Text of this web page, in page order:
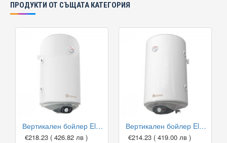
ПРОДУКТИ ОТ СЪЩАТА КАТЕГОРИЯ
Вертикален бойлер Eldom WV08046TLG 80л с лява серпентина
€218.23 ( 426.82 лв )
Вертикален бойлер Eldom WV08046TRG 80л с дясна серпентина
€214.23 ( 419.00 лв )